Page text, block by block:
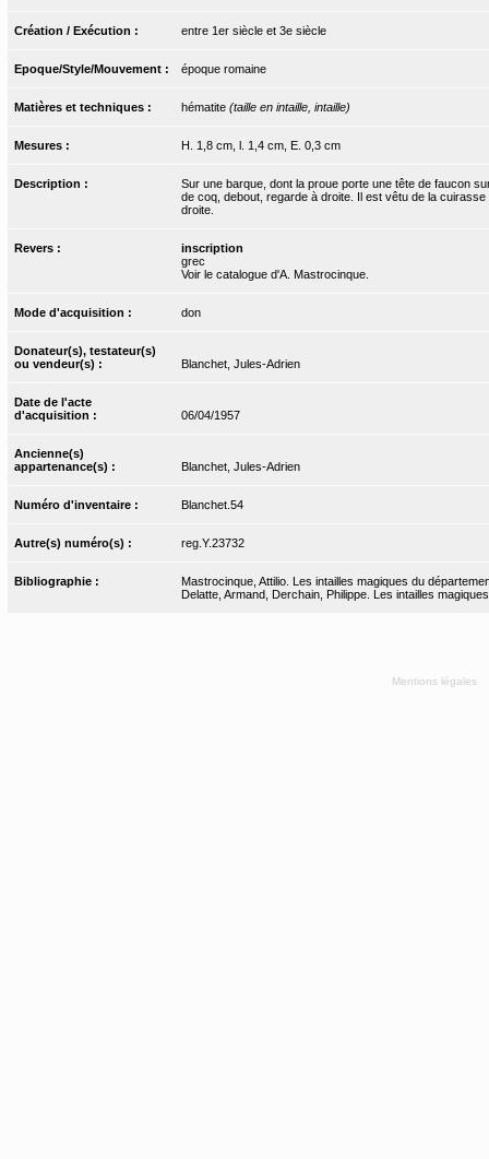
Création / Exécution : entre 1er siècle et 3e siècle
Epoque/Style/Mouvement : époque romaine
Matières et techniques : hématite (taille en intaille, intaille)
Mesures : H. 1,8 cm, l. 1,4 cm, E. 0,3 cm
Description :
Sur une barque, dont la proue porte une tête de faucon
de coq, debout, regarde à droite. Il est vêtu de la
droite.
Revers :
inscription
grec
Voir le catalogue d'A. Mastrocinque.
Mode d'acquisition : don
Donateur(s), testateur(s)
ou vendeur(s) :
Blanchet, Jules-Adrien
Date de l'acte
d'acquisition :
06/04/1957
Ancienne(s)
appartenance(s) :
Blanchet, Jules-Adrien
Numéro d'inventaire : Blanchet.54
Autre(s) numéro(s) : reg.Y.23732
Bibliographie :
Mastrocinque, Attilio. Les intailles magiques du
Delatte, Armand, Derchain, Philippe. Les intailles
Mentions légales